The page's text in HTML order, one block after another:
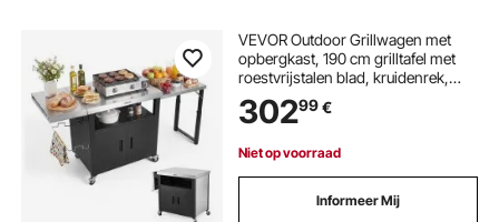
VEVOR Outdoor Grillwagen met
opbergkast, 190 cm grilltafel met
roestvrijstalen blad, kruidenrek,
bijzettafel (opklapbaar) en
handdoekhouder, keukenwagen &
30299€
Niet op voorraad
Informeer Mij